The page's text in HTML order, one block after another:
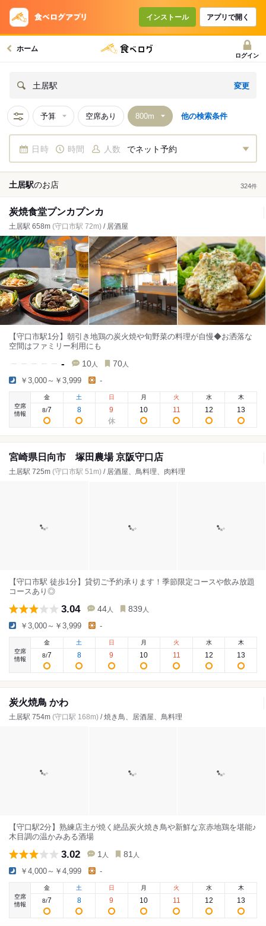
インストール アプリで開く
ホーム
ログイン
土居駅 変更
予算 空席あり 他の検索条件
日時 時間 人数 でネット予約
土居駅のお店 324件
炭焼食堂プンカプンカ
土居駅 658m (守口市駅 72m) / 居酒屋
【守口市駅1分】朝引き地鶏の炭火焼や旬野菜の料理が自慢◆お洒落な
空間はファミリー利用にも
- 10 人 70 人
￥3,000～￥3,999 -
空席
情報
金
8/7
土
8
日
9
月
10
火
11
水
12
木
13
宮崎県日向市 塚田農場 京阪守口店
土居駅 725m (守口市駅 51m) / 居酒屋、鳥料理、肉料理
【守口市駅 徒歩1分】貸切ご予約承ります！季節限定コースや飲み放題
コースあり◎
3.04 44 人 839 人
￥3,000～￥3,999 -
空席
情報
金
8/7
土
8
日
9
月
10
火
11
水
12
木
13
炭火焼鳥 かわ
土居駅 754m (守口駅 168m) / 焼き鳥、居酒屋、鳥料理
【守口駅2分】熟練店主が焼く絶品炭火焼き鳥や新鮮な京赤地鶏を堪能♪
木目調の温かみある酒場
3.02 1 人 81 人
￥4,000～￥4,999 -
空席
情報
金
8/7
土
8
日
9
月
10
火
11
水
12
木
13